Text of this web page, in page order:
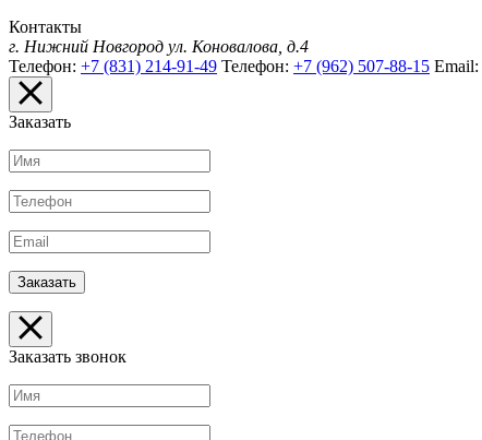
Контакты
г. Нижний Новгород ул. Коновалова, д.4
Телефон: +7 (831) 214-91-49 Телефон: +7 (962) 507-88-15 Email:
Заказать
Заказать звонок